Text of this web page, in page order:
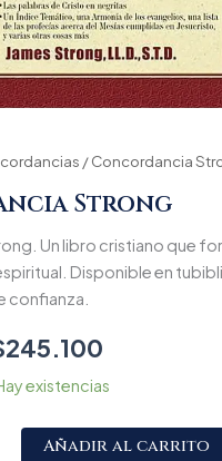
/ Concordancia
Strong
Un libro cristiano que
Disponible en
confianza.
245.100
existencias
Añadir al carrito